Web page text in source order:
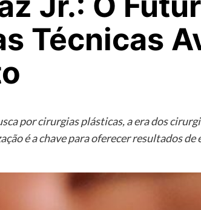
Técnicas
por cirurgias plásticas, a era dos
é a chave para oferecer resultados